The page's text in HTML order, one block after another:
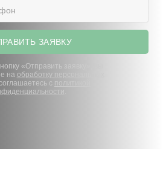
ЗАЯВКУ
«Отправить заявку», вы
на обработку персональных
с политикой